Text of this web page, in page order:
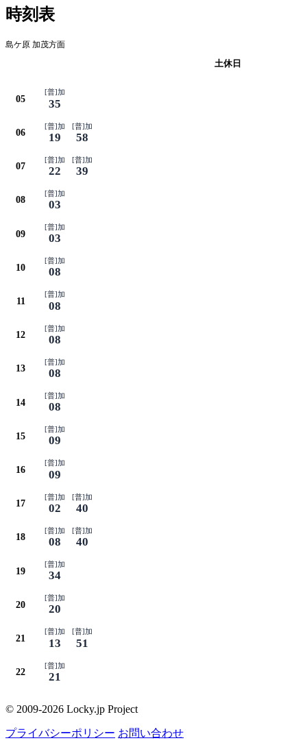
時刻表
島ケ原 加茂方面
土休日
05
[普]加
35
06
[普]加
19
[普]加
58
07
[普]加
22
[普]加
39
08
[普]加
03
09
[普]加
03
10
[普]加
08
11
[普]加
08
12
[普]加
08
13
[普]加
08
14
[普]加
08
15
[普]加
09
16
[普]加
09
17
[普]加
02
[普]加
40
18
[普]加
08
[普]加
40
19
[普]加
34
20
[普]加
20
21
[普]加
13
[普]加
51
22
[普]加
21
© 2009-2026 Locky.jp Project
プライバシーポリシー お問い合わせ